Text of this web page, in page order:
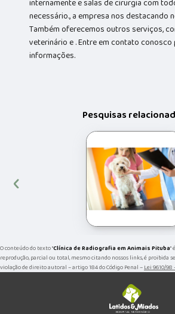
internamente e salas de cirurgia com
necessário., a empresa nos destacando
Também oferecemos outros serviços,
veterinário e . Entre em contato conosco
informações.
Pesquisas
‹
O conteúdo do texto "Clínica de Radiografia em Animais Pituba"
reprodução, parcial ou total, mesmo citando nossos links, é proibida
violação de direito autoral – artigo 184 do Código Penal –Lei 9610/